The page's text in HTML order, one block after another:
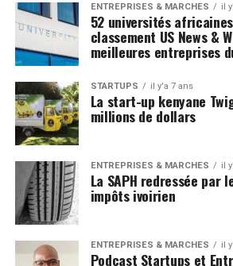
ENTREPRISES & MARCHÉS il
52 universités
classement US News &
meilleures entreprises
STARTUPS il y'a 7 ans
La start-up kenyane
millions de dollars
ENTREPRISES & MARCHÉS il
La SAPH redressée par
impôts ivoirien
ENTREPRISES & MARCHÉS il
Podcast Startups et